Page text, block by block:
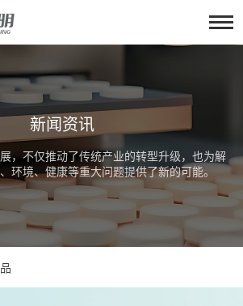
新闻资讯
，不仅推动了传统产业的转型升级，也为解
环境、健康等重大问题提供了新的可能。